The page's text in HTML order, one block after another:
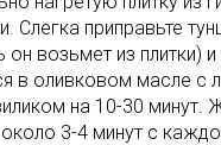
Слегка приправьте
возьмет из плитки) и
в оливковом масле с
на 10-30 минут.
3-4 минут с